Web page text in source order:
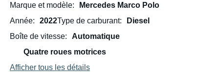
Marque et modèle
Mercedes Marco Polo
Année
2022Type de carburant
Diesel
Boîte de vitesse
Automatique
Quatre roues motrices
Afficher tous les détails